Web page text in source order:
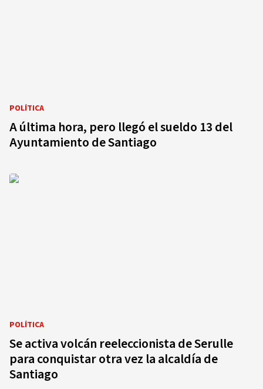
POLÍTICA
A última hora, pero llegó el sueldo 13 del
Ayuntamiento de Santiago
POLÍTICA
Se activa volcán reeleccionista de Serulle
para conquistar otra vez la alcaldía de
Santiago